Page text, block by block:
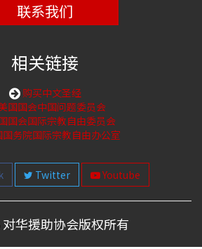
联系我们
相关链接
购买中文圣经
国国会中国问题委员会
国会国际宗教自由委员会
务院国际宗教自由办公室
Twitter Youtube
对华援助协会版权所有